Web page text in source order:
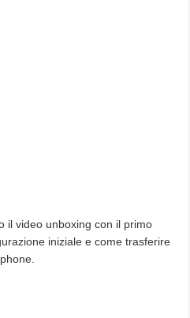
il video unboxing con il primo
iniziale e come trasferire